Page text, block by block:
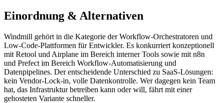
Einordnung & Alternativen
Windmill gehört in die Kategorie der Workflow-Orchestratoren und
Low-Code-Plattformen für Entwickler. Es konkurriert konzeptionell
mit Retool und Airplane im Bereich interner Tools sowie mit n8n
und Prefect im Bereich Workflow-Automatisierung und
Datenpipelines. Der entscheidende Unterschied zu SaaS-Lösungen:
kein Vendor-Lock-in, volle Datenkontrolle. Wer dagegen kein Team
hat, das Infrastruktur betreiben kann oder will, fährt mit einer
gehosteten Variante schneller.